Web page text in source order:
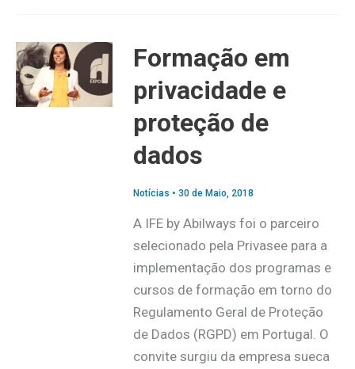
Formação em
privacidade e
proteção de
dados
Notícias • 30 de Maio, 2018
A IFE by Abilways foi o parceiro
selecionado pela Privasee para a
implementação dos programas e
cursos de formação em torno do
Regulamento Geral de Proteção
de Dados (RGPD) em Portugal. O
convite surgiu da empresa sueca